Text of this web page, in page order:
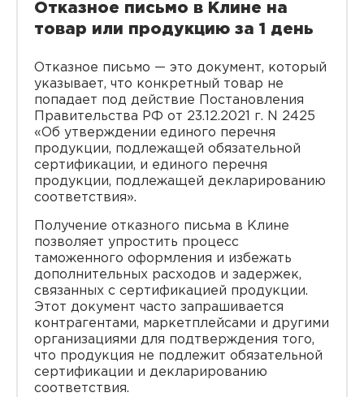
Отказное письмо в Клине на
товар или продукцию за 1 день
Отказное письмо — это документ, который
указывает, что конкретный товар не
попадает под действие Постановления
Правительства РФ от 23.12.2021 г. N 2425
«Об утверждении единого перечня
продукции, подлежащей обязательной
сертификации, и единого перечня
продукции, подлежащей декларированию
соответствия».
Получение отказного письма в Клине
позволяет упростить процесс
таможенного оформления и избежать
дополнительных расходов и задержек,
связанных с сертификацией продукции.
Этот документ часто запрашивается
контрагентами, маркетплейсами и другими
организациями для подтверждения того,
что продукция не подлежит обязательной
сертификации и декларированию
соответствия.